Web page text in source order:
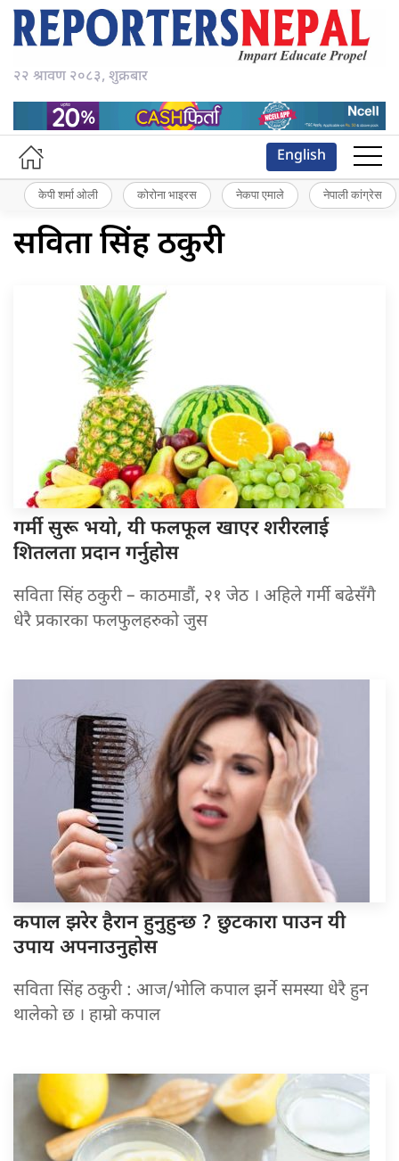
२२ श्रावण २०८३, शुक्रबार
English
केपी शर्मा ओली कोरोना भाइरस नेकपा एमाले नेपाली कांग्रेस
सविता सिंह ठकुरी
गर्मी सुरू भयो, यी फलफूल खाएर शरीरलाई
शितलता प्रदान गर्नुहोस
सविता सिंह ठकुरी – काठमाडौं, २१ जेठ । अहिले गर्मी बढेसँगै
धेरै प्रकारका फलफुलहरुको जुस
कपाल झरेरहैरान हुनुहुन्छ ? छुटकारा पाउन यी
उपाय अपनाउनुहोस
सविता सिंह ठकुरी : आज/भोलि कपाल झर्ने समस्या धेरै हुन
थालेको छ । हाम्रो कपाल